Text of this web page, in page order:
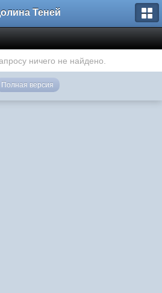
Теней
ничего не найдено.
Полная версия